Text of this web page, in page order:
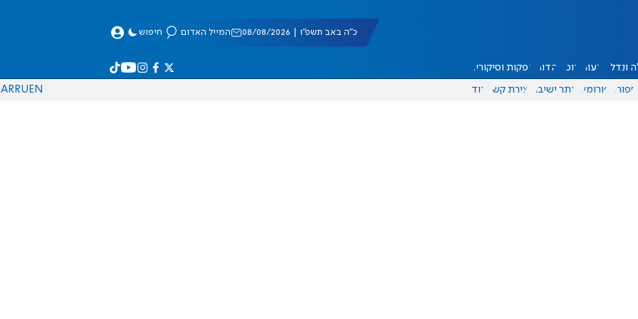
כ"ה באב תשפ"ו | 08/08/2026 המייל האדום חיפוש
ונדל"ן דעות אוכל יהדות הפקות וסיקורים
ספורט פורומים אתר ישיבה יצירת קשר עוד EN
RU
AR